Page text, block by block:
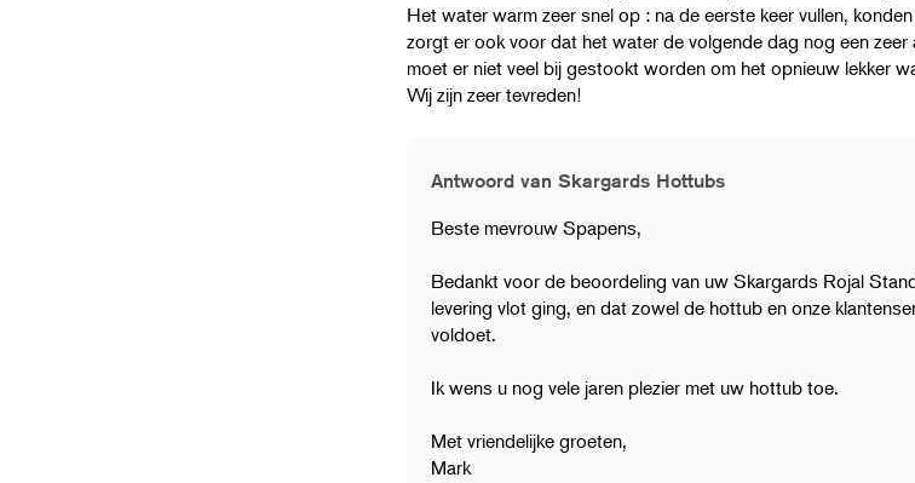
Het water warm zeer snel op : na de eerste keer vullen,
zorgt er ook voor dat het water de volgende dag nog een zeer
moet er niet veel bij gestookt worden om het opnieuw lekker
Wij zijn zeer tevreden!
Antwoord van Skargards Hottubs
Beste mevrouw Spapens,
Bedankt voor de beoordeling van uw Skargards Rojal
levering vlot ging, en dat zowel de hottub en onze
voldoet.
Ik wens u nog vele jaren plezier met uw hottub toe.
Met vriendelijke groeten,
Mark